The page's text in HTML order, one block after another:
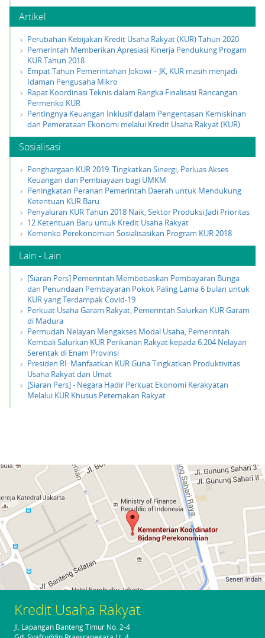
Artikel
Perubahan Kebijakan Kredit Usaha Rakyat (KUR) Tahun 2020
Pemerintah Memberikan Apresiasi Kinerja Pendukung Progam
KUR Tahun 2018
Empat Tahun Pemerintahan Jokowi – JK, KUR masih menjadi
Idaman Pengusaha Mikro
Rapat Koordinasi Teknis dalam Rangka Finalisasi Rancangan
Permenko KUR
Pentingnya Keuangan Inklusif dalam Pengentasan Kemiskinan
dan Pemerataan Ekonomi melalui Kredit Usaha Rakyat (KUR)
Sosialisasi
Penghargaan KUR 2019: Tingkatkan Sinergi, Perluas Akses
Keuangan dan Pembiayaan bagi UMKM
Peningkatan Peranan Pemerintah Daerah untuk Mendukung
Ketentuan KUR Baru
Penyaluran KUR Tahun 2018 Naik, Sektor Produksi Jadi Prioritas
12 Ketentuan Baru untuk Kredit Usaha Rakyat
Kemenko Perekonomian Sosialisasikan Program KUR 2018
Lain - Lain
[Siaran Pers] Pemerintah Membebaskan Pembayaran Bunga
dan Penundaan Pembayaran Pokok Paling Lama 6 bulan untuk
KUR yang Terdampak Covid-19
Perkuat Usaha Garam Rakyat, Pemerintah Salurkan KUR Garam
di Madura
Permudah Nelayan Mengakses Modal Usaha, Pemerintah
Kembali Salurkan KUR Perikanan Rakyat kepada 6.204 Nelayan
Serentak di Enam Provinsi
Presiden RI: Manfaatkan KUR Guna Tingkatkan Produktivitas
Usaha Rakyat dan Umat
[Siaran Pers] - Negara Hadir Perkuat Ekonomi Kerakyatan
Melalui KUR Khusus Peternakan Rakyat
place
klik di sini untuk membuka peta
Kredit Usaha Rakyat
Jl. Lapangan Banteng Timur No. 2-4